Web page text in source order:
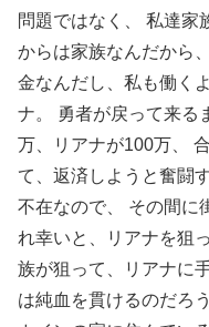
問題ではなく、 私達家
からは家族なんだから
金なんだし、私も働く
ナ。 勇者が戻って来る
万、リアナが100万、
て、返済しようと奮闘
不在なので、 その間に
れ幸いと、リアナを狙
族が狙って、リアナに
は純血を貫けるのだろ